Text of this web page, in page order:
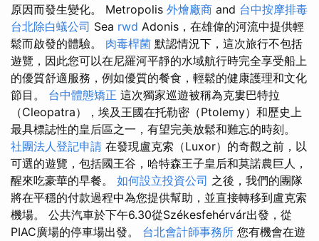
原因而發生變化。 Metropolis 外燴廠商 and 台中按摩排毒
台北除白蟻公司 Sea rwd Adonis，在雄偉的河流中提供輕
鬆而啟發的體驗。 肉毒桿菌 默認情況下，這次旅行不包括
遊覽，因此您可以在尼羅河平靜的水域航行時完全享受船上
的優質舒適服務，例如優質的餐食，輕鬆的健康護理和文化
節目。 台中體態矯正 這次獨家巡遊被稱為克婁巴特拉
（Cleopatra），埃及王國在托勒密（Ptolemy）和歷史上
最具標誌性的皇后區之一，有望完美放鬆和難忘的時刻。
社團法人登記申請 在發現盧克索（Luxor）的奇觀之前，以
可選的遊覽，包括國王谷，哈特森王子皇后和莫諾農巨人，
醒來吃豪華的早餐。 如何設立投資公司 之後，我們的團隊
將在平穩的付款過程中為您提供幫助，並直接轉移到盧克索
機場。 公共汽車於下午6.30從Székesfehérvár出發，從
PIAC廣場的停車場出發。 台北會計師事務所 您有機會在遊